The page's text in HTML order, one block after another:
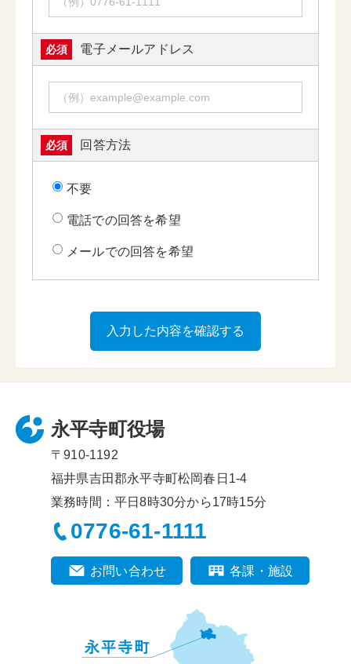
必須 電子メールアドレス
必須 回答方法
不要
電話での回答を希望
メールでの回答を希望
永平寺町役場
〒910-1192
福井県吉田郡永平寺町松岡春日1-4
業務時間：平日8時30分から17時15分
0776-61-1111
お問い合わせ 各課・施設